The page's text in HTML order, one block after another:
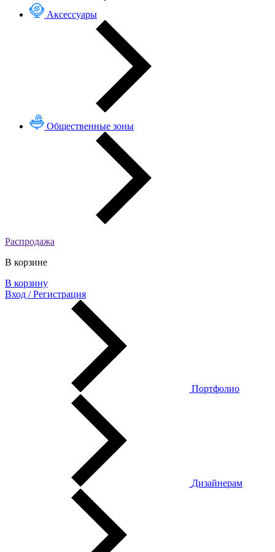
Аксессуары
Общественные зоны
Распродажа
В корзине
В корзину
Вход / Регистрация
Портфолио
Дизайнерам